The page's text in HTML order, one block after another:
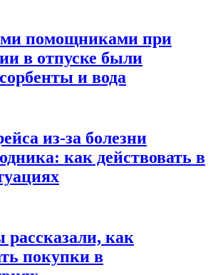
помощниками при
в отпуске были
и вода
из-за болезни
как действовать в
рассказали, как
покупки в